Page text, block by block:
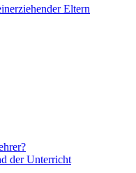
Eltern
der Unterricht